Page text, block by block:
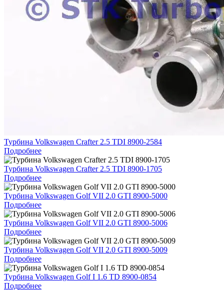
Турбина Volkswagen Crafter 2.5 TDI 8900-2584
Подробнее
Турбина Volkswagen Crafter 2.5 TDI 8900-1705
Подробнее
Турбина Volkswagen Golf VII 2.0 GTI 8900-5000
Подробнее
Турбина Volkswagen Golf VII 2.0 GTI 8900-5006
Подробнее
Турбина Volkswagen Golf VII 2.0 GTI 8900-5009
Подробнее
Турбина Volkswagen Golf I 1.6 TD 8900-0854
Подробнее